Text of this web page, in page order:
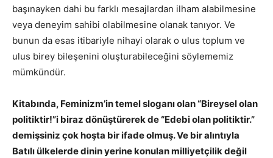
başınayken dahi bu farklı mesajlardan ilham alabilmesine
veya deneyim sahibi olabilmesine olanak tanıyor. Ve
bunun da esas itibariyle nihayi olarak o ulus toplum ve
ulus birey bileşenini oluşturabileceğini söylememiz
mümkündür.
Kitabında, Feminizm’in temel sloganı olan “Bireysel olan
politiktir!”i biraz dönüştürerek de “Edebi olan politiktir.”
demişsiniz çok hoşta bir ifade olmuş. Ve bir alıntıyla
Batılı ülkelerde dinin yerine konulan milliyetçilik değil